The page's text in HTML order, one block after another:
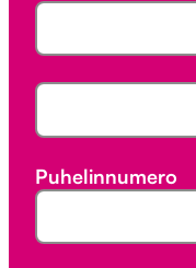
Puhelinnumero